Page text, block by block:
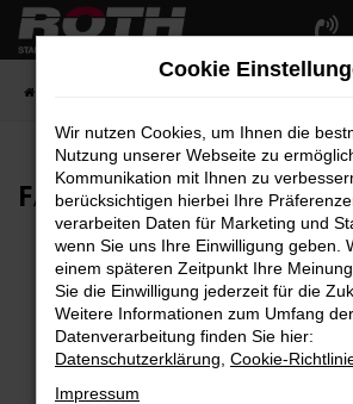
Zum
Hauptinhalt
FAHRZEUG-SHOWROOM
Fehler: Network Error
Beim Laden ist ein Fehler aufgetreten.
Hier sind ein paar Tipps, die dir
Cookie
Wir nutzen Cookies, um Ihnen die
Nutzung unserer Webseite zu
Kommunikation mit Ihnen zu
berücksichtigen hierbei Ihre
verarbeiten Daten für Marketing und
wenn Sie uns Ihre Einwilligung geben.
einem späteren Zeitpunkt Ihre
Sie die Einwilligung jederzeit für die
Weitere Informationen zum Umfang der
Datenverarbeitung finden Sie hier:
Datenschutzerklärung Cookie-
Impressum